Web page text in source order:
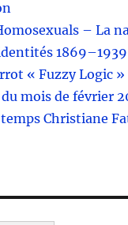
– La
1869–1939
« Fuzzy Logic »
mois de février
Christiane